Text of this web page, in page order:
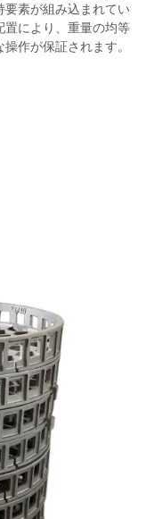
素が組み込まれてい
置により、重量の均等
作が保証されます。